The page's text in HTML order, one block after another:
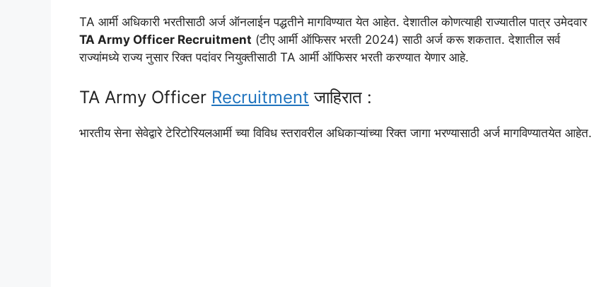
TA आर्मी अधिकारी भरतीसाठी अर्ज ऑनलाईन पद्धतीने मागविण्यात येत आहेत. देशातील कोणत्याही राज्यातील पात्र उमेदवार
TA Army Officer Recruitment (टीए आर्मी ऑफिसर भरती 2024) साठी अर्ज करू शकतात. देशातील सर्व
राज्यांमध्ये राज्य नुसार रिक्त पदांवर नियुक्तीसाठी TA आर्मी ऑफिसर भरती करण्यात येणार आहे.
TA Army Officer Recruitment जाहिरात :
भारतीय सेना सेवेद्वारे टेरिटोरियलआर्मी च्या विविध स्तरावरील अधिकाऱ्यांच्या रिक्त जागा भरण्यासाठी अर्ज मागविण्यातयेत आहेत.